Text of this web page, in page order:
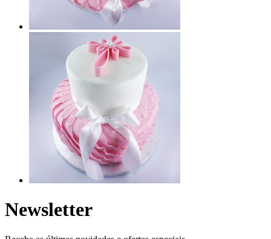
Newsletter